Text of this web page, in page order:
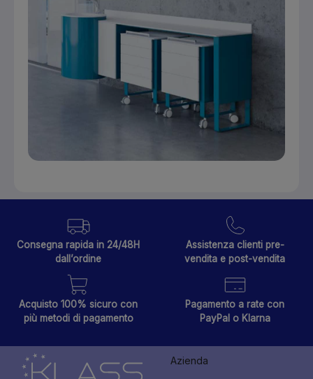
Consegna rapida in 24/48H
dall’ordine
Assistenza clienti pre-
vendita e post-vendita
Acquisto 100% sicuro con
più metodi di pagamento
Pagamento a rate con
PayPal o Klarna
Azienda